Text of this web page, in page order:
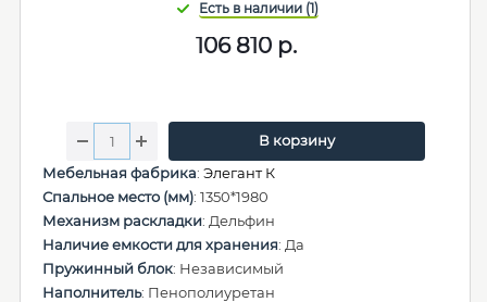
106 810р.
В корзину
Мебельная фабрика: Элегант К
Спальное место (мм): 1350*1980
Механизм раскладки: Дельфин
Наличие емкости для хранения: Да
Пружинный блок: Независимый
Наполнитель: Пенополиуретан